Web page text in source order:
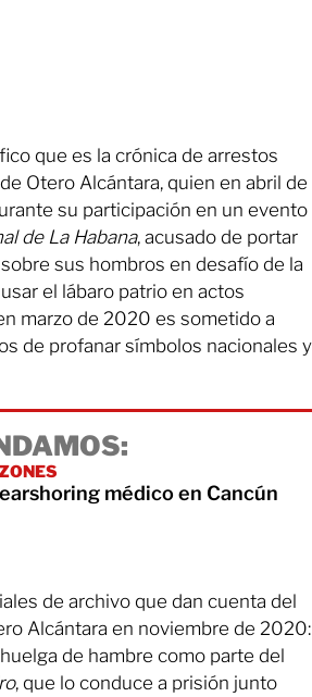
que es la crónica de arrestos
Otero Alcántara, quien en abril de
su participación en un evento
de La Habana, acusado de portar
sus hombros en desafío de la
el lábaro patrio en actos
marzo de 2020 es sometido a
de profanar símbolos nacionales y
médico en Cancún
de archivo que dan cuenta del
Alcántara en noviembre de 2020:
de hambre como parte del
, que lo conduce a prisión junto